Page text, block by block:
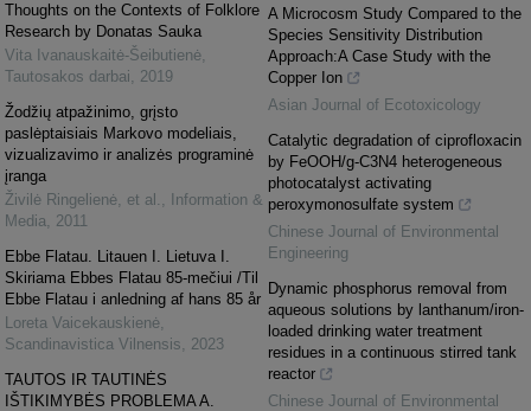
Thoughts on the Contexts of Folklore
Research by Donatas Sauka
Vita Ivanauskaitė-Šeibutienė,
Tautosakos darbai, 2019
Žodžių atpažinimo, grįsto
paslėptaisiais Markovo modeliais,
vizualizavimo ir analizės programinė
įranga
Živilė Ringelienė, et al. ,
Information &
Media, 2011
Ebbe Flatau. Litauen I. Lietuva I.
Skiriama Ebbes Flatau 85-mečiui /Til
Ebbe Flatau i anledning af hans 85 år
Loreta Vaicekauskienė,
Scandinavistica Vilnensis, 2023
TAUTOS IR TAUTINĖS
IŠTIKIMYBĖS PROBLEMA A.
A Microcosm Study Compared to the
Species Sensitivity Distribution
Approach:A Case Study with the
Copper Ion
Asian Journal of Ecotoxicology
Catalytic degradation of ciprofloxacin
by FeOOH/g-C3N4 heterogeneous
photocatalyst activating
peroxymonosulfate system
Chinese Journal of Environmental
Engineering
Dynamic phosphorus removal from
aqueous solutions by lanthanum/iron-
loaded drinking water treatment
residues in a continuous stirred tank
reactor
Chinese Journal of Environmental